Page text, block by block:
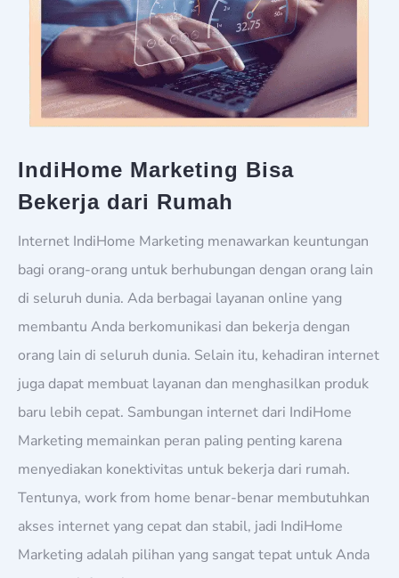
IndiHome Marketing Bisa
Bekerja dari Rumah
Internet IndiHome Marketing menawarkan keuntungan
bagi orang-orang untuk berhubungan dengan orang lain
di seluruh dunia. Ada berbagai layanan online yang
membantu Anda berkomunikasi dan bekerja dengan
orang lain di seluruh dunia. Selain itu, kehadiran internet
juga dapat membuat layanan dan menghasilkan produk
baru lebih cepat. Sambungan internet dari IndiHome
Marketing memainkan peran paling penting karena
menyediakan konektivitas untuk bekerja dari rumah.
Tentunya, work from home benar-benar membutuhkan
akses internet yang cepat dan stabil, jadi IndiHome
Marketing adalah pilihan yang sangat tepat untuk Anda